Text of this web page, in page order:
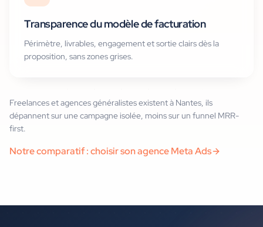
Transparence du modèle de facturation
Périmètre, livrables, engagement et sortie clairs dès la
proposition, sans zones grises.
Freelances et agences généralistes existent à Nantes, ils
dépannent sur une campagne isolée, moins sur un funnel MRR-
first.
Notre comparatif : choisir son agence Meta Ads